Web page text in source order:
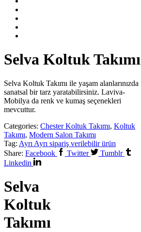
Selva Koltuk Takımı
Selva Koltuk Takımı ile yaşam alanlarınızda
sanatsal bir tarz yaratabilirsiniz. Laviva-
Mobilya da renk ve kumaş seçenekleri
mevcuttur.
Categories: Chester Koltuk Takımı, Koltuk
Takımı, Modern Salon Takımı
Tag: Ayrı Ayrı sipariş verilebilir ürün
Share: Facebook Twitter
Tumblr
Linkedin
Selva
Koltuk
Takımı